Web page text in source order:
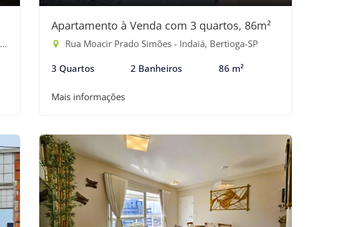
Apartamento à Venda com 3 quartos, 86m²
Rua Moacir Prado Simões - Indaiá, Bertioga-SP
3 Quartos 2 Banheiros 86 m²
Mais informações